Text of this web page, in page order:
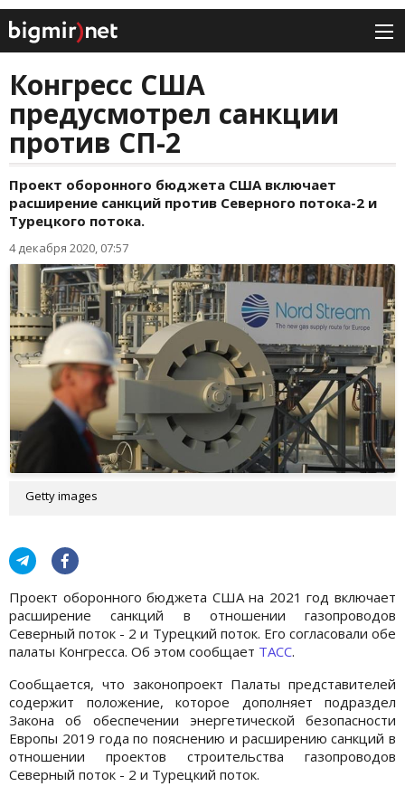
Конгресс США
предусмотрел санкции
против СП-2
Проект оборонного бюджета США включает
расширение санкций против Северного потока-2 и
Турецкого потока.
4 декабря 2020, 07:57
Getty images
Проект оборонного бюджета США на 2021 год включает
расширение санкций в отношении газопроводов
Северный поток - 2 и Турецкий поток. Его согласовали обе
палаты Конгресса. Об этом сообщает ТАСС.
Сообщается, что законопроект Палаты представителей
содержит положение, которое дополняет подраздел
Закона об обеспечении энергетической безопасности
Европы 2019 года по пояснению и расширению санкций в
отношении проектов строительства газопроводов
Северный поток - 2 и Турецкий поток.